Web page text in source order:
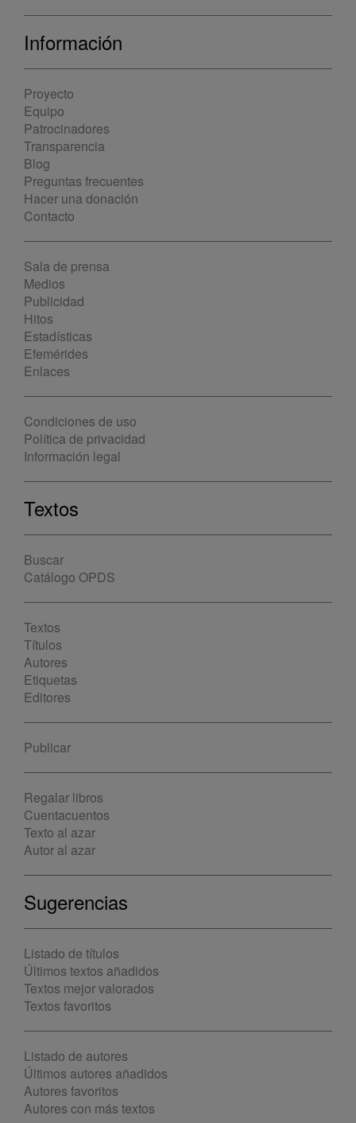
Información
Proyecto
Equipo
Patrocinadores
Transparencia
Blog
Preguntas frecuentes
Hacer una donación
Contacto
Sala de prensa
Medios
Publicidad
Hitos
Estadísticas
Efemérides
Enlaces
Condiciones de uso
Política de privacidad
Información legal
Textos
Buscar
Catálogo OPDS
Textos
Títulos
Autores
Etiquetas
Editores
Publicar
Regalar libros
Cuentacuentos
Texto al azar
Autor al azar
Sugerencias
Listado de títulos
Últimos textos añadidos
Textos mejor valorados
Textos favoritos
Listado de autores
Últimos autores añadidos
Autores favoritos
Autores con más textos